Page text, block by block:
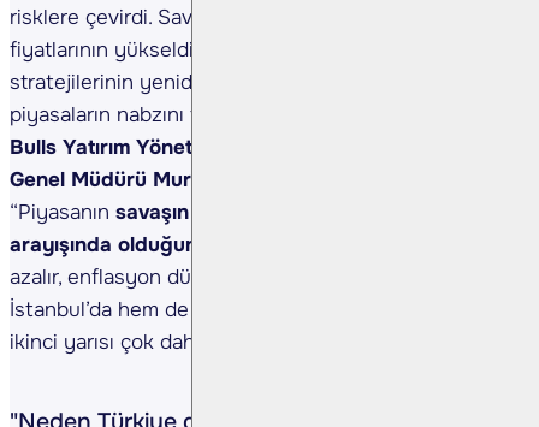
risklere çevirdi. Savaş gerginliğin arttığı, petrol
fiyatlarının yükseldiği, enflasyonla mücadele
stratejilerinin yeniden gözden geçirildiği bu süreçte,
piyasaların nabzını tutan kritik açıklamalardan biri de
Bulls Yatırım Yönetim Kurulu Başkan Vekili ve
Genel Müdürü Murat Barışık
“Piyasanın savaşın gölgesinde normalleşme
arayışında olduğunu söyleyerek,
azalır, enflasyon düşüşünü sürdürürse hem Borsa
İstanbul’da hem de genel yatırım ortamında yılın
ikinci yarısı çok daha olumlu geçebilir” dedi.